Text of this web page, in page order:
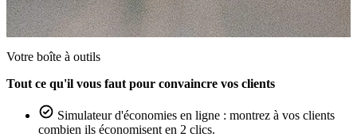
Votre boîte à outils
Tout ce qu'il vous faut pour convaincre vos clients
Simulateur d'économies en ligne : montrez à vos clients
combien ils économisent en 2 clics.